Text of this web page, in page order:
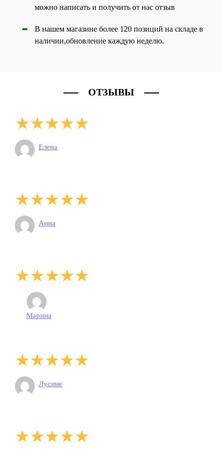
можно написать и получить от нас отзыв
В нашем магазине более 120 позиций на складе в
наличии,обновление каждую неделю.
ОТЗЫВЫ
Елена
Анна
Марина
Лусине